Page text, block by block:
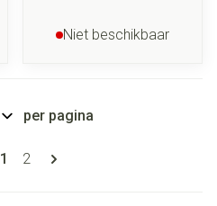
Niet beschikbaar
Pagina's
U lees momenteel pagina
1 Pagina
2
per pagina